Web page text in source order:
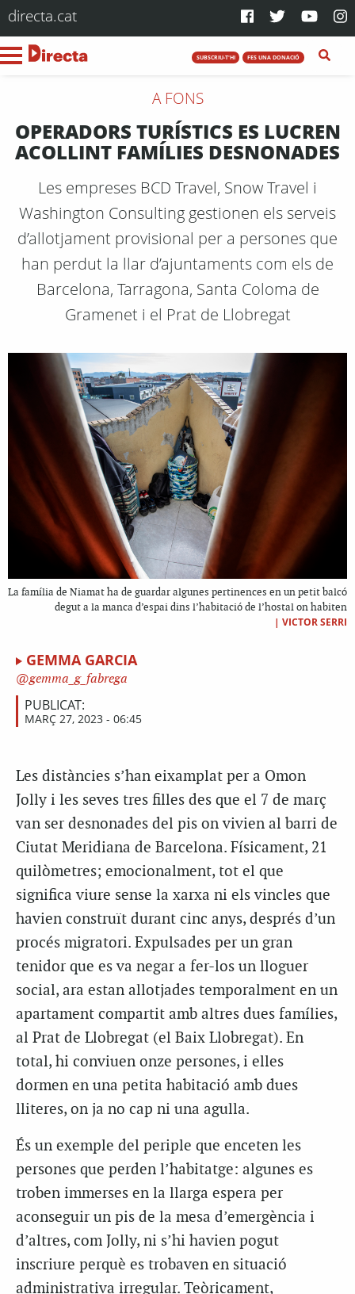
directa.cat
SUBSCRIU-T'HI FES UNA DONACIÓ
A FONS
OPERADORS TURÍSTICS ES LUCREN
ACOLLINT FAMÍLIES DESNONADES
Les empreses BCD Travel, Snow Travel i
Washington Consulting gestionen els serveis
d’allotjament provisional per a persones que
han perdut la llar d’ajuntaments com els de
Barcelona, Tarragona, Santa Coloma de
Gramenet i el Prat de Llobregat
La família de Niamat ha de guardar algunes pertinences en un petit balcó
degut a la manca d’espai dins l’habitació de l’hostal on habiten
| VICTOR SERRI
GEMMA GARCIA
gemma_g_fabrega
PUBLICAT:
MARÇ 27, 2023 - 06:45
Les distàncies s’han eixamplat per a Omon
Jolly i les seves tres filles des que el 7 de març
van ser desnonades del pis on vivien al barri de
Ciutat Meridiana de Barcelona. Físicament, 21
quilòmetres; emocionalment, tot el que
significa viure sense la xarxa ni els vincles que
havien construït durant cinc anys, després d’un
procés migratori. Expulsades per un gran
tenidor que es va negar a fer-los un lloguer
social, ara estan allotjades temporalment en un
apartament compartit amb altres dues famílies,
al Prat de Llobregat (el Baix Llobregat). En
total, hi conviuen onze persones, i elles
dormen en una petita habitació amb dues
lliteres, on ja no cap ni una agulla.
És un exemple del periple que enceten les
persones que perden l’habitatge: algunes es
troben immerses en la llarga espera per
aconseguir un pis de la mesa d’emergència i
d’altres, com Jolly, ni s’hi havien pogut
inscriure perquè es trobaven en situació
administrativa irregular. Teòricament,